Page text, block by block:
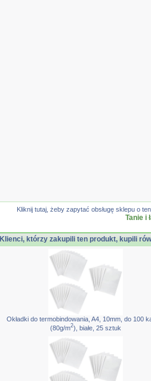
Kliknij tutaj, żeby zapytać obsługę sklepu o
Tanie i
Klienci, którzy zakupili ten produkt, kupili
Okładki do termobindowania, A4, 10mm, do 100
(80g/m2), białe, 25 sztuk